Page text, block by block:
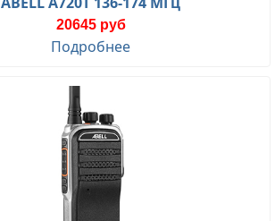
20645 руб
Подробнее